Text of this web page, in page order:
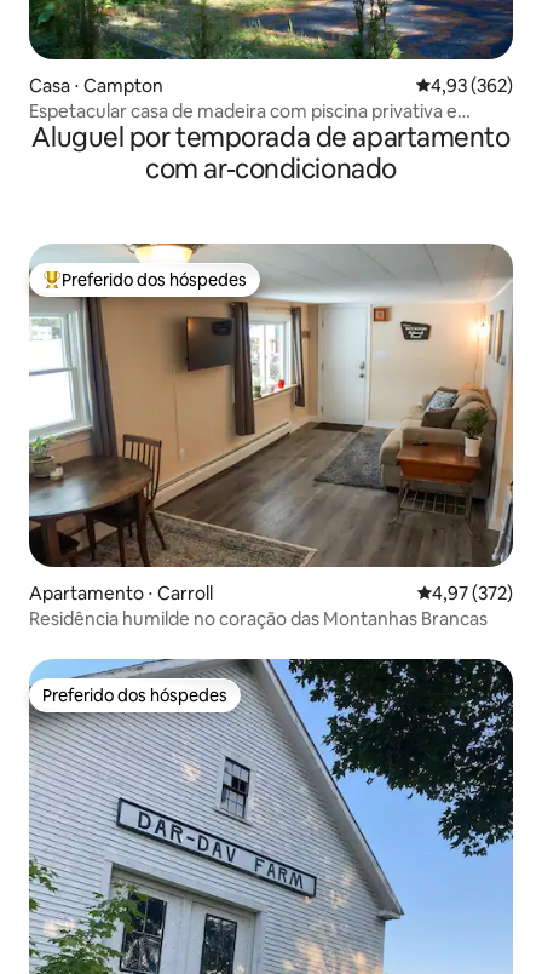
Casa ⋅ Campton 4,93 de uma
4,93 (362)
Espetacular casa de madeira com piscina privativa e
banheira de hidromassagem
Aluguel por temporada de apartamento
com ar-condicionado
Entre os melhores preferidos dos hóspedes
Preferido dos hóspedes
Apartamento ⋅ Carroll 4,97 de uma
4,97 (372)
Residência humilde no coração das Montanhas Brancas
Preferido dos hóspedes
Preferido dos hóspedes